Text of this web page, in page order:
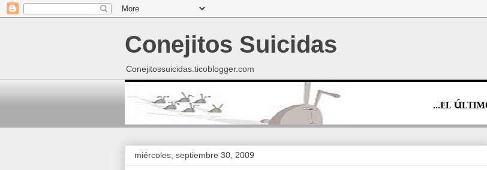
Conejitos Suicidas
Conejitossuicidas.ticoblogger.com
miércoles, septiembre 30, 2009